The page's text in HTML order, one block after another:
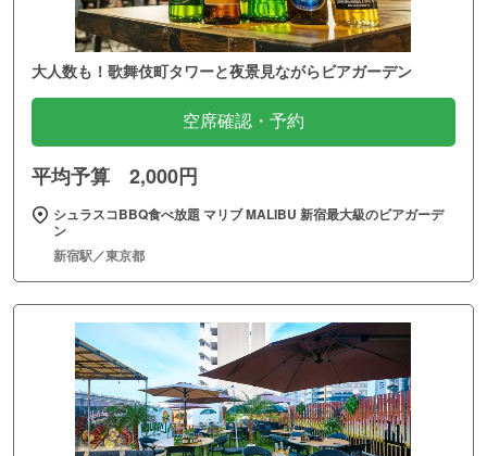
大人数も！歌舞伎町タワーと夜景見ながらビアガーデン
空席確認・予約
平均予算 2,000円
シュラスコBBQ食べ放題 マリブ MALIBU 新宿最大級のビアガーデ
ン
新宿駅／東京都